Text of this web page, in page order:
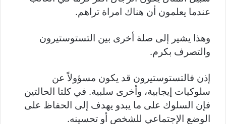
عندما يعلمون أن هناك امراة تراهم.
وهذا يشير إلى صلة أخرى بين التستوستيرون
والتصرف بكرم.
إذن فالتستوستيرون قد يكون مسؤولاً عن
سلوكيات إيجابية، وأخرى سلبية. في كلتا الحالتين
فإن السلوك على ما يبدو يهدف إلى الحفاظ على
الوضع الإجتماعي للشخص أو تحسينه.